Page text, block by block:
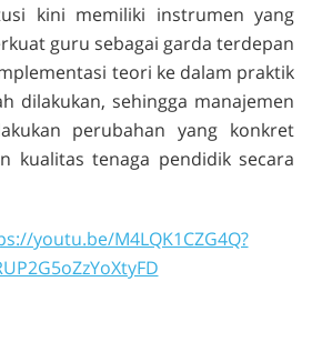
kini memiliki instrumen yang
guru sebagai garda terdepan
teori ke dalam praktik
dilakukan, sehingga manajemen
perubahan yang konkret
kualitas tenaga pendidik secara
youtu.be/M4LQK1CZG4Q?